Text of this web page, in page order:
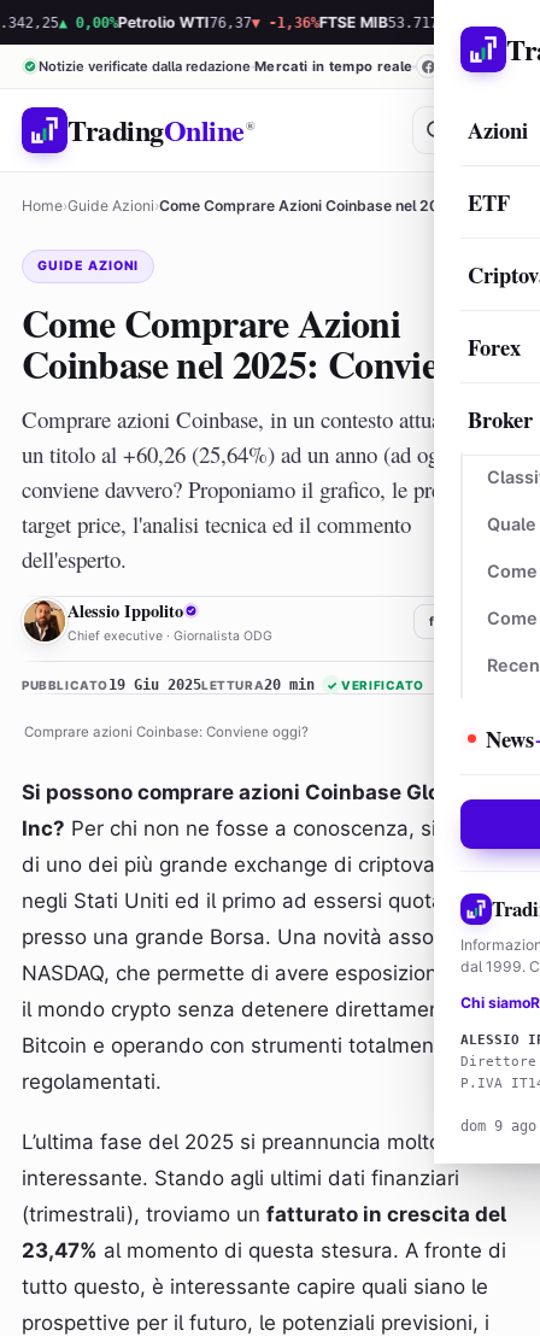
Azioni
ETF
Forex
Broker
News
dal 1999.
Chi siamo
ALESSIO
Direttore
P.IVA
dom 9
▲ 0,00%Petrolio WTI76,37▼ -1,36% FTSE MIB53.717,19▲ 0,06%S&P 500
Notizie verificate dalla redazione Mercati in tempo reale
TradingOnline®
Home›Guide Azioni› Come Comprare Azioni Coinbase nel 2025: Conviene?
GUIDE AZIONI
Come Comprare Azioni
Coinbase nel 2025: Conviene?
Comprare azioni Coinbase, in un contesto attuale e con
un titolo al +60,26 (25,64%) ad un anno (ad oggi),
conviene davvero? Proponiamo il grafico, le previsioni, i
target price, l'analisi tecnica ed il commento
dell'esperto.
AI Alessio Ippolito
Chief executive · Giornalista ODG
f in
PUBBLICATO19 Giu 2025LETTURA20 min ✓ VERIFICATO
Comprare azioni Coinbase: Conviene oggi?
Si possono comprare azioni Coinbase Global
Inc? Per chi non ne fosse a conoscenza, si tratta
di uno dei più grande exchange di criptovalute
negli Stati Uniti ed il primo ad essersi quotato
presso una grande Borsa. Una novità assoluta al
NASDAQ, che permette di avere esposizione verso
il mondo crypto senza detenere direttamente
Bitcoin e operando con strumenti totalmente
regolamentati.
L’ultima fase del 2025 si preannuncia molto
interessante. Stando agli ultimi dati finanziari
(trimestrali), troviamo un fatturato in crescita del
23,47% al momento di questa stesura. A fronte di
tutto questo, è interessante capire quali siano le
prospettive per il futuro, le potenziali previsioni, i